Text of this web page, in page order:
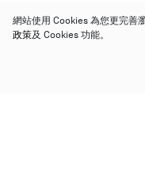
網站使用 Cookies 為您更完善
政策及 Cookies 功能。